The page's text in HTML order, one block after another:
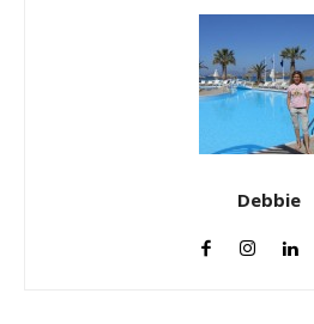
Debbie